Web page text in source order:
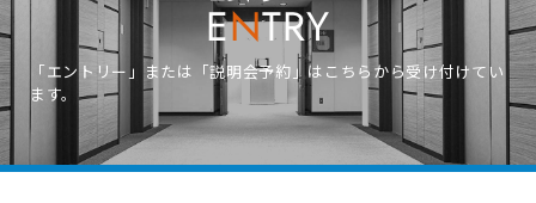
ENTRY
「エントリー」または「説明会予約」はこちらから受け付けてい
ます。